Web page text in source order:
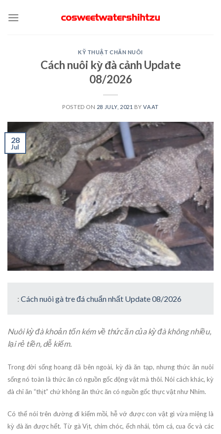
KỸ THUẬT CHĂN NUÔI
Cách nuôi kỳ đà cảnh Update
08/2026
POSTED ON 28 JULY, 2021 BYVAAT
28
Jul
: Cách nuôi gà tre đá chuẩn nhất Update 08/2026
Nuôi kỳ đà khoản tốn kém về thức ăn của kỳ đà không nhiều,
lại rẻ tiền, dễ kiếm.
Trong đời sống hoang dã bên ngoài, kỳ đà ăn tạp, nhưng thức ăn nuôi
sống nó toàn là thức ăn có nguồn gốc động vật mà thôi. Nói cách khác, kỳ
đà chỉ ăn “thịt” chứ không ăn thức ăn có nguồn gốc thực vật như Nhím.
Có thể nói trên đường đi kiếm mồi, hễ vớ được con vật gì vừa miệng là
kỳ đà ăn được hết. Từ gà Vịt, chim chóc, ếch nhái, tôm cá, cua ốc và các